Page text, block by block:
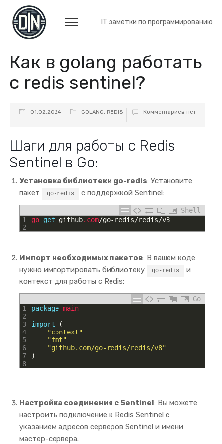
IT заметки по программированию
Как в golang работать
с redis sentinel?
01.02.2024 GOLANG, REDIS Комментариев нет
Шаги для работы с Redis
Sentinel в Go:
Установка библиотеки go-redis: Установите
пакет
go-redis с поддержкой Sentinel:
Shell
1
2
go get github.com/go- redis/redis/v8
Импорт необходимых пакетов: В вашем коде
нужно импортировать библиотеку
go-redis
и
контекст для работы с Redis:
Go
1
2
3
4
5
6
7
8
package main
import
(
"context"
"fmt"
"github.com/go-redis/redis/v8"
)
Настройка соединения с Sentinel: Вы можете
настроить подключение к Redis Sentinel с
указанием адресов серверов Sentinel и имени
мастер-сервера.